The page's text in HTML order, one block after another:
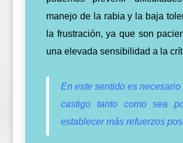
manejo de la rabia y la baja
la frustración, ya que son
una elevada sensibilidad a la
En este sentido es necesario
castigo tanto como sea
establecer más refuerzos